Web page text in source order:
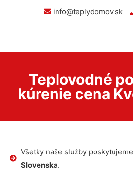
info@teplydomov.sk
Teplovodné
kúrenie cena
Všetky naše služby
Slovenska.